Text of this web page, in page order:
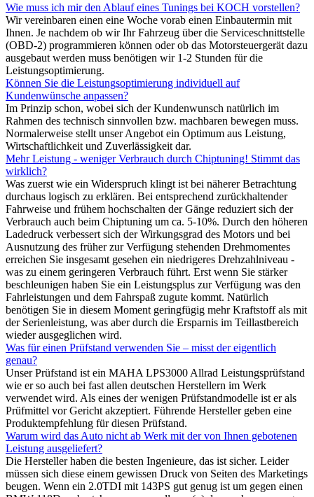
Wie muss ich mir den Ablauf eines Tunings bei KOCH vorstellen?
Wir vereinbaren einen eine Woche vorab einen Einbautermin mit
Ihnen. Je nachdem ob wir Ihr Fahrzeug über die Serviceschnittstelle
(OBD-2) programmieren können oder ob das Motorsteuergerät dazu
ausgebaut werden muss benötigen wir 1-2 Stunden für die
Leistungsoptimierung.
Können Sie die Leistungsoptimierung individuell auf
Kundenwünsche anpassen?
Im Prinzip schon, wobei sich der Kundenwunsch natürlich im
Rahmen des technisch sinnvollen bzw. machbaren bewegen muss.
Normalerweise stellt unser Angebot ein Optimum aus Leistung,
Wirtschaftlichkeit und Zuverlässigkeit dar.
Mehr Leistung - weniger Verbrauch durch Chiptuning! Stimmt das
wirklich?
Was zuerst wie ein Widerspruch klingt ist bei näherer Betrachtung
durchaus logisch zu erklären. Bei entsprechend zurückhaltender
Fahrweise und frühem hochschalten der Gänge reduziert sich der
Verbrauch auch beim Chiptuning um ca. 5-10%. Durch den höheren
Ladedruck verbessert sich der Wirkungsgrad des Motors und bei
Ausnutzung des früher zur Verfügung stehenden Drehmomentes
erreichen Sie insgesamt gesehen ein niedrigeres Drehzahlniveau -
was zu einem geringeren Verbrauch führt. Erst wenn Sie stärker
beschleunigen haben Sie ein Leistungsplus zur Verfügung was den
Fahrleistungen und dem Fahrspaß zugute kommt. Natürlich
benötigen Sie in diesem Moment geringfügig mehr Kraftstoff als mit
der Serienleistung, was aber durch die Ersparnis im Teillastbereich
wieder ausgeglichen wird.
Was für einen Prüfstand verwenden Sie – misst der eigentlich
genau?
Unser Prüfstand ist ein MAHA LPS3000 Allrad Leistungsprüfstand
wie er so auch bei fast allen deutschen Herstellern im Werk
verwendet wird. Als eines der wenigen Prüfstandmodelle ist er als
Prüfmittel vor Gericht akzeptiert. Führende Hersteller geben eine
Produktempfehlung für diesen Prüfstand.
Warum wird das Auto nicht ab Werk mit der von Ihnen gebotenen
Leistung ausgeliefert?
Die Hersteller haben die besten Ingenieure, das ist sicher. Leider
müssen sich diese einem gewissen Druck von Seiten des Marketings
beugen. Wenn ein 2.0TDI mit 143PS gut genug ist um gegen einen